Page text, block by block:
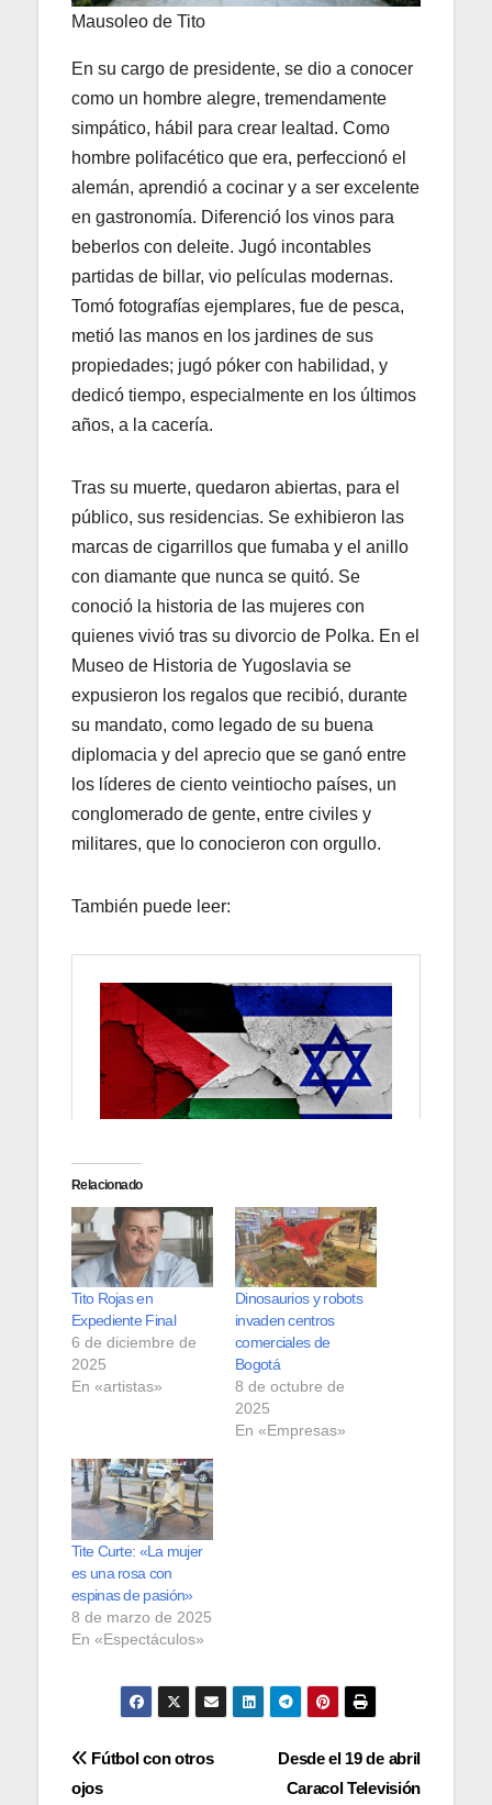
Mausoleo de Tito
En su cargo de presidente, se dio a conocer
como un hombre alegre, tremendamente
simpático, hábil para crear lealtad. Como
hombre polifacético que era, perfeccionó el
alemán, aprendió a cocinar y a ser excelente
en gastronomía. Diferenció los vinos para
beberlos con deleite. Jugó incontables
partidas de billar, vio películas modernas.
Tomó fotografías ejemplares, fue de pesca,
metió las manos en los jardines de sus
propiedades; jugó póker con habilidad, y
dedicó tiempo, especialmente en los últimos
años, a la cacería.
Tras su muerte, quedaron abiertas, para el
público, sus residencias. Se exhibieron las
marcas de cigarrillos que fumaba y el anillo
con diamante que nunca se quitó. Se
conoció la historia de las mujeres con
quienes vivió tras su divorcio de Polka. En el
Museo de Historia de Yugoslavia se
expusieron los regalos que recibió, durante
su mandato, como legado de su buena
diplomacia y del aprecio que se ganó entre
los líderes de ciento veintiocho países, un
conglomerado de gente, entre civiles y
militares, que lo conocieron con orgullo.
También puede leer:
Relacionado
Tito Rojas en
Expediente Final
6 de diciembre de
2025
En «artistas»
Dinosaurios y robots
invaden centros
comerciales de
Bogotá
8 de octubre de
2025
En «Empresas»
Tite Curte: «La mujer
es una rosa con
espinas de pasión»
8 de marzo de 2025
En «Espectáculos»
Navegación
Desde el 19 de abril
Caracol Televisión
Fútbol con otros
ojos